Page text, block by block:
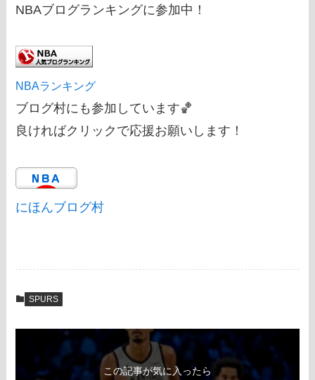
NBAブログランキングに参加中！
NBAランキング
ブログ村にも参加しています🏀
良ければクリックで応援お願いします！
にほんブログ村
SPURS
この記事が気に入ったら